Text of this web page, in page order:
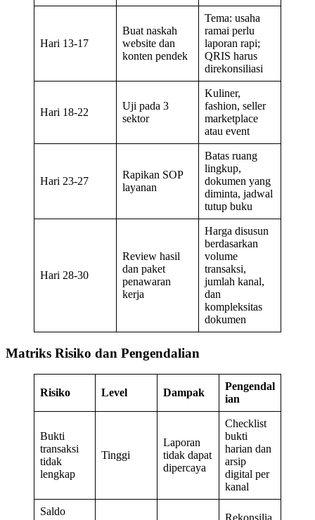
Hari 13-17
Buat naskah
website dan
konten pendek
Tema: usaha
ramai perlu
laporan rapi;
QRIS harus
direkonsiliasi
Hari 18-22
Uji pada 3
sektor
Kuliner,
fashion, seller
marketplace
atau event
Hari 23-27
Rapikan SOP
layanan
Batas ruang
lingkup,
dokumen yang
diminta, jadwal
tutup buku
Hari 28-30
Review hasil
dan paket
penawaran
kerja
Harga disusun
berdasarkan
volume
transaksi,
jumlah kanal,
dan
kompleksitas
dokumen
Matriks Risiko dan Pengendalian
Risiko Level Dampak
Pengendal
ian
Bukti
transaksi
tidak
lengkap
Tinggi
Laporan
tidak dapat
dipercaya
Checklist
bukti
harian dan
arsip
digital per
kanal
Saldo